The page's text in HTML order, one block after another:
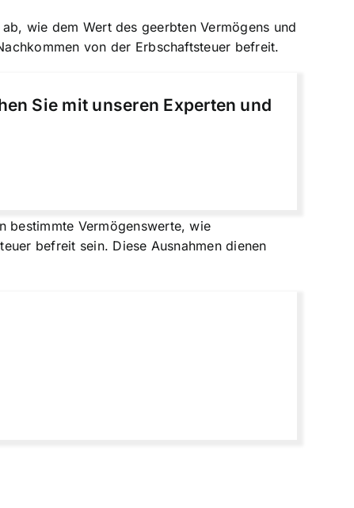
wie dem Wert des geerbten Vermögens und
von der Erbschaftsteuer befreit.
Sie mit unseren Experten und
bestimmte Vermögenswerte, wie
befreit sein. Diese Ausnahmen dienen